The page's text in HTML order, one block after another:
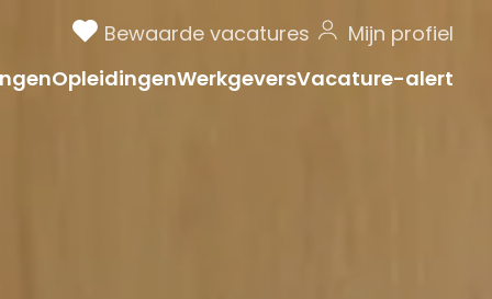
Bewaarde vacatures
Mijn profiel
OpleidingenWerkgeversVacature-alert